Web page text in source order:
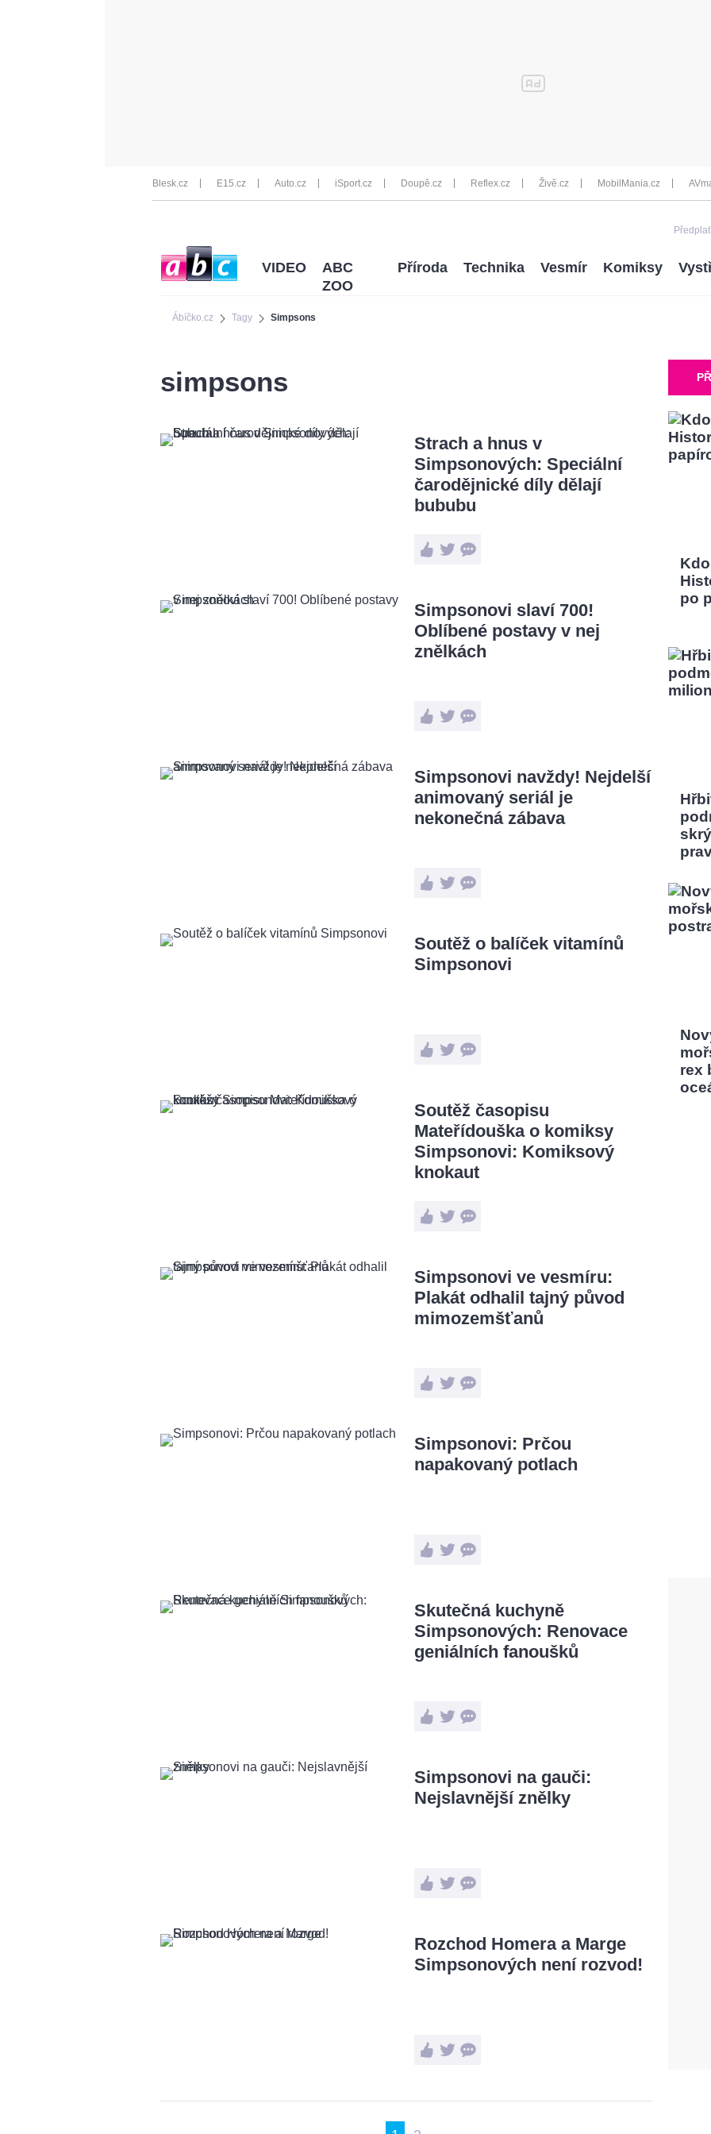
Blesk.cz E15.cz Auto.cz iSport.cz Doupě.cz Reflex.cz Živě.cz MobilMania.cz
Ábíčko.cz Tagy Simpsons
VIDEO
ABC
ZOO
Příroda Technika Vesmír Komiksy
simpsons
Strach a hnus v
Simpsonových: Speciální
čarodějnické díly dělají
bububu
Simpsonovi slaví 700!
Oblíbené postavy v nej
znělkách
Simpsonovi navždy! Nejdelší
animovaný seriál je
nekonečná zábava
Soutěž o balíček vitamínů
Simpsonovi
Soutěž časopisu
Mateřídouška o komiksy
Simpsonovi: Komiksový
knokaut
Simpsonovi ve vesmíru:
Plakát odhalil tajný původ
mimozemšťanů
Simpsonovi: Prčou
napakovaný potlach
Skutečná kuchyně
Simpsonových: Renovace
geniálních fanoušků
Simpsonovi na gauči:
Nejslavnější znělky
Rozchod Homera a Marge
Simpsonových není rozvod!
po
rex